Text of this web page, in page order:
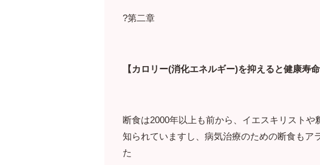
?第二章
【カロリー(消化エネルギー)を抑えると健康寿命
断食は2000年以上も前から、イエスキリスト
知られていますし、病気治療のための断食もア
た